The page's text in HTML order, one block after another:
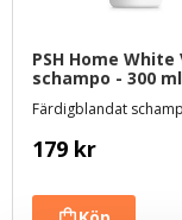
PSH Home White
schampo - 300 ml
179 kr